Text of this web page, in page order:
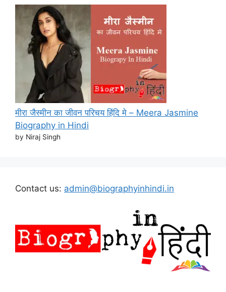
मीरा जैस्मीन का जीवन परिचय हिंदि मे – Meera Jasmine
Biography in Hindi
by Niraj Singh
Contact us: admin@biographyinhindi.in